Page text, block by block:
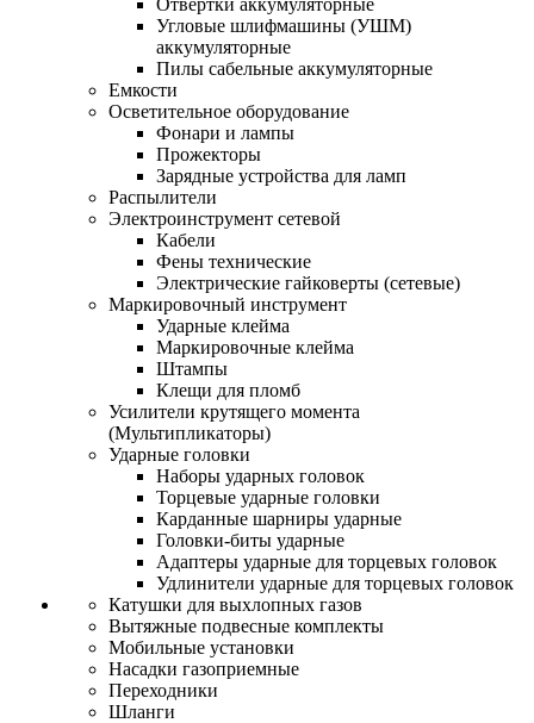
Отвертки аккумуляторные
Угловые шлифмашины (УШМ)
аккумуляторные
Пилы сабельные аккумуляторные
Емкости
Осветительное оборудование
Фонари и лампы
Прожекторы
Зарядные устройства для ламп
Распылители
Электроинструмент сетевой
Кабели
Фены технические
Электрические гайковерты (сетевые)
Маркировочный инструмент
Ударные клейма
Маркировочные клейма
Штампы
Клещи для пломб
Усилители крутящего момента
(Мультипликаторы)
Ударные головки
Наборы ударных головок
Торцевые ударные головки
Карданные шарниры ударные
Головки-биты ударные
Адаптеры ударные для торцевых головок
Удлинители ударные для торцевых головок
Катушки для выхлопных газов
Вытяжные подвесные комплекты
Мобильные установки
Насадки газоприемные
Переходники
Шланги